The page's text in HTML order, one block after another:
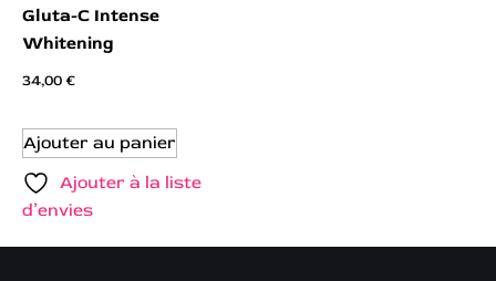
Gluta-C Intense
Whitening
34,00€
Ajouter au panier
Ajouter à la liste
d’envies